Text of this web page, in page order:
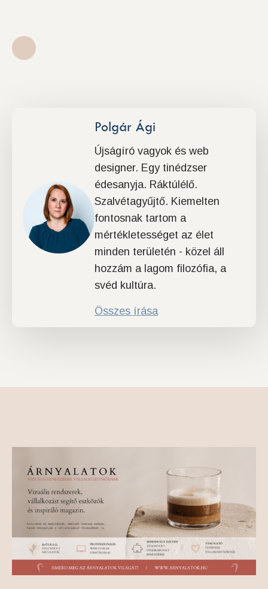
Polgár Ági
Újságíró vagyok és web
designer. Egy tinédzser
édesanyja. Ráktúlélő.
Szalvétagyűjtő. Kiemelten
fontosnak tartom a
mértékletességet az élet
minden területén - közel áll
hozzám a lagom filozófia, a
svéd kultúra.
Összes írása